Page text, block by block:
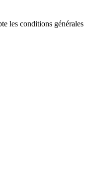
les conditions générales